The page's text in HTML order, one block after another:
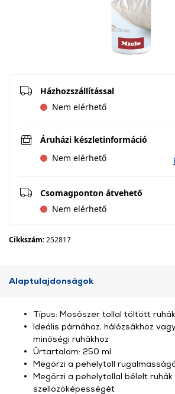
Házhozszállítással
Nem elérhető
Áruházi készletinformáció
Nem elérhető
Csomagponton átvehető
Nem elérhető
Cikkszám:252817
Alaptulajdonságok
Típus: Mosószer tollal töltött
Ideális párnához, hálózsákhoz
minőségi ruhákhoz
Űrtartalom: 250 ml
Megőrzi a pehelytoll
Megőrzi a pehelytollal bélelt ruhák
szellőzőképességét